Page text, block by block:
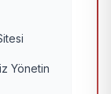
Yönetin